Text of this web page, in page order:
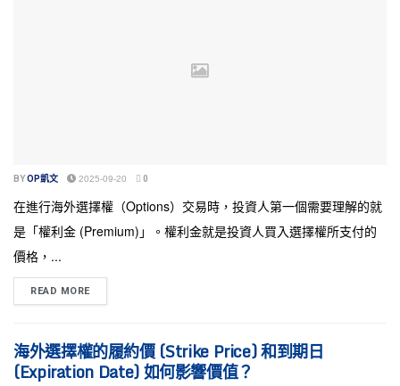
BYOP凱文 2025-09-20 0
在進行海外選擇權（Options）交易時，投資人第一個需要理解的就
是「權利金 (Premium)」。權利金就是投資人買入選擇權所支付的
價格，...
READ MORE
海外選擇權的履約價 (Strike Price) 和到期日
(Expiration Date) 如何影響價值？